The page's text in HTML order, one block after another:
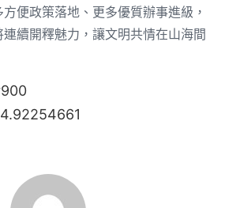
便政策落地、更多優質辦事進級，
續開釋魅力，讓文明共情在山海間